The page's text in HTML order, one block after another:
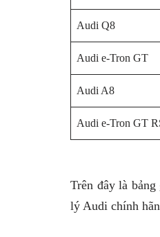
Audi Q8
Audi e-Tron GT
Audi A8
Audi e-Tron GT
Trên đây là
lý Audi chính